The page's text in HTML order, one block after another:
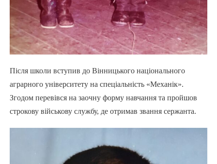
Після школи вступив до Вінницького національного
аграрного університету на спеціальність «Механік».
Згодом перевівся на заочну форму навчання та пройшов
строкову військову службу, де отримав звання сержанта.